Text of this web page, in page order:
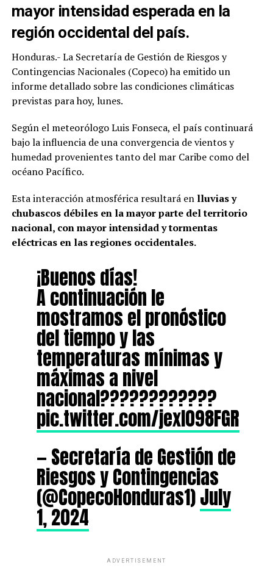
mayor intensidad esperada en la
región occidental del país.
Honduras.- La Secretaría de Gestión de Riesgos y
Contingencias Nacionales (Copeco) ha emitido un
informe detallado sobre las condiciones climáticas
previstas para hoy, lunes.
Según el meteorólogo Luis Fonseca, el país continuará
bajo la influencia de una convergencia de vientos y
humedad provenientes tanto del mar Caribe como del
océano Pacífico.
Esta interacción atmosférica resultará en lluvias y
chubascos débiles en la mayor parte del territorio
nacional, con mayor intensidad y tormentas
eléctricas en las regiones occidentales.
¡Buenos días!
A continuación le
mostramos el pronóstico
del tiempo y las
temperaturas mínimas y
máximas a nivel
nacional????️????????
pic.twitter.com/jexl098FGR
— Secretaría de Gestión de
Riesgos y Contingencias
(@CopecoHonduras1)July
1, 2024
ADVERTISEMENT